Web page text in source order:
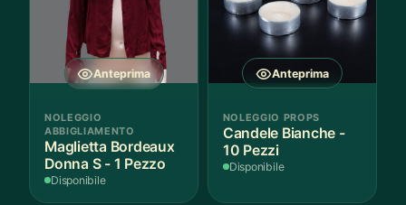
Anteprima
NOLEGGIO
ABBIGLIAMENTO
Maglietta Bordeaux
Donna S - 1 Pezzo
Disponibile
Anteprima
NOLEGGIO PROPS
Candele Bianche -
10 Pezzi
Disponibile